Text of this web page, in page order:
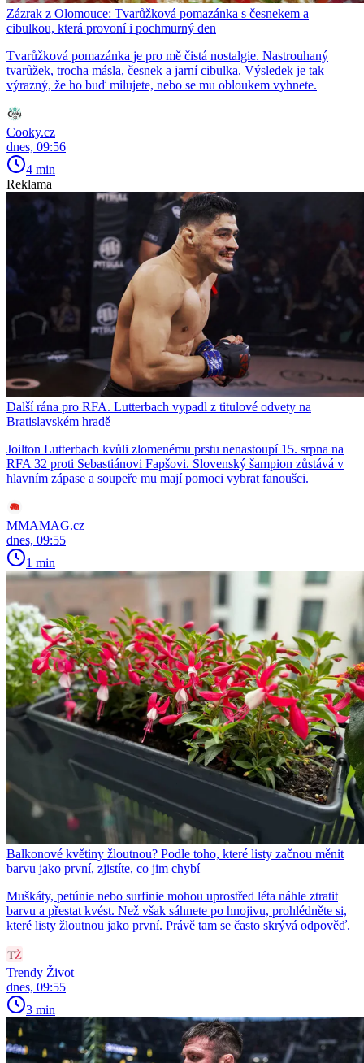
Zázrak z Olomouce: Tvarůžková pomazánka s česnekem a
cibulkou, která provoní i pochmurný den
Tvarůžková pomazánka je pro mě čistá nostalgie. Nastrouhaný
tvarůžek, trocha másla, česnek a jarní cibulka. Výsledek je tak
výrazný, že ho buď milujete, nebo se mu obloukem vyhnete.
Cooky.cz
dnes, 09:56
4 min
Reklama
Další rána pro RFA. Lutterbach vypadl z titulové odvety na
Bratislavském hradě
Joilton Lutterbach kvůli zlomenému prstu nenastoupí 15. srpna na
RFA 32 proti Sebastiánovi Fapšovi. Slovenský šampion zůstává v
hlavním zápase a soupeře mu mají pomoci vybrat fanoušci.
MMAMAG.cz
dnes, 09:55
1 min
Balkonové květiny žloutnou? Podle toho, které listy začnou měnit
barvu jako první, zjistíte, co jim chybí
Muškáty, petúnie nebo surfinie mohou uprostřed léta náhle ztratit
barvu a přestat kvést. Než však sáhnete po hnojivu, prohlédněte si,
které listy žloutnou jako první. Právě tam se často skrývá odpověď.
Trendy Život
dnes, 09:55
3 min